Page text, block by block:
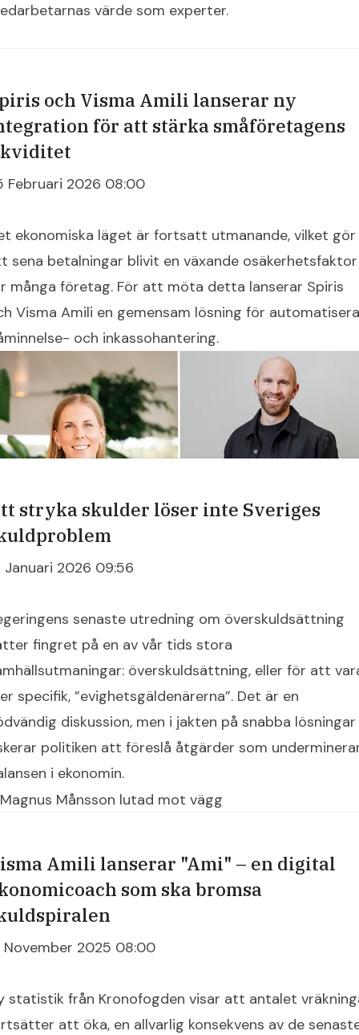
värde som experter.
och Visma Amili lanserar ny
för att stärka småföretagens
Februari 2026 08:00
ekonomiska läget är fortsatt utmanande, vilket gör
sena betalningar blivit en växande osäkerhetsfaktor
många företag. För att möta detta lanserar Spiris
Visma Amili en gemensam lösning för
och inkassohantering.
stryka skulder löser inte Sveriges
Januari 2026 09:56
senaste utredning om överskuldsättning
fingret på en av vår tids stora
överskuldsättning, eller för att
specifik, ”evighetsgäldenärerna”. Det är en
diskussion, men i jakten på snabba lösningar
politiken att föreslå åtgärder som
i ekonomin.
Amili lanserar "Ami" – en digital
som ska bromsa
November 2025 08:00
statistik från Kronofogden visar att antalet
att öka, en allvarlig konsekvens av de